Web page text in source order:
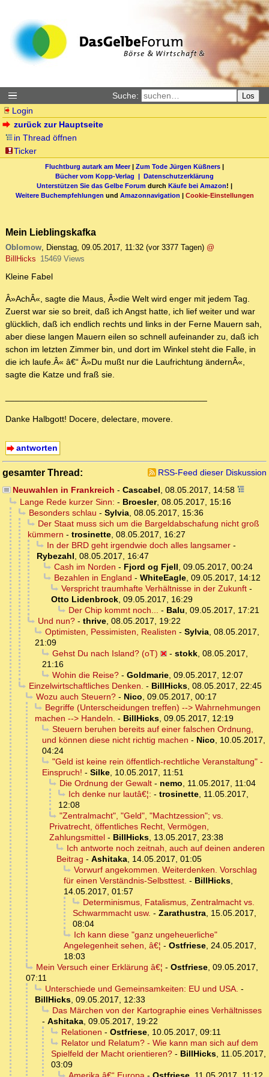
Suche: Los
Login
zurück zur Hauptseite
in Thread öffnen
Ticker
Fluchtburg autark am Meer| Zum Tode Jürgen Küßners |
Bücher vom Kopp-Verlag | Datenschutzerklärung
Unterstützen Sie das Gelbe Forum durch Käufe bei Amazon! |
Weitere Buchempfehlungen und Amazonnavigation | Cookie-Einstellungen
Mein Lieblingskafka
Oblomow, Dienstag, 09.05.2017, 11:32 (vor 3377 Tagen) @
BillHicks 15469 Views
Kleine Fabel
Â»AchÂ«, sagte die Maus, Â»die Welt wird enger mit jedem Tag.
Zuerst war sie so breit, daß ich Angst hatte, ich lief weiter und war
glücklich, daß ich endlich rechts und links in der Ferne Mauern sah,
aber diese langen Mauern eilen so schnell aufeinander zu, daß ich
schon im letzten Zimmer bin, und dort im Winkel steht die Falle, in
die ich laufe.Â« â€“ Â»Du mußt nur die Laufrichtung ändernÂ«,
sagte die Katze und fraß sie.
Danke Halbgott! Docere, delectare, movere.
antworten
gesamter Thread:
RSS-Feed dieser Diskussion
Neuwahlen in Frankreich - Cascabel, 08.05.2017, 14:58
Lange Rede kurzer Sinn: - Broesler, 08.05.2017, 15:16
Besonders schlau - Sylvia, 08.05.2017, 15:36
Der Staat muss sich um die Bargeldabschafung nicht groß
kümmern - trosinette, 08.05.2017, 16:27
In der BRD geht irgendwie doch alles langsamer-
Rybezahl, 08.05.2017, 16:47
Cash im Norden - Fjord og Fjell, 09.05.2017, 00:24
Bezahlen in England - WhiteEagle, 09.05.2017, 14:12
Verspricht traumhafte Verhältnisse in der Zukunft-
Otto Lidenbrock, 09.05.2017, 16:29
Der Chip kommt noch... - Balu, 09.05.2017, 17:21
Und nun?- thrive, 08.05.2017, 19:22
Optimisten, Pessimisten, Realisten - Sylvia, 08.05.2017,
21:09
Gehst Du nach Island? (oT)
- stokk, 08.05.2017,
21:16
Wohin die Reise?- Goldmarie, 09.05.2017, 12:07
Einzelwirtschaftliches Denken. - BillHicks, 08.05.2017, 22:45
Wozu auch Steuern?- Nico, 09.05.2017, 00:17
Begriffe (Unterscheidungen treffen) --> Wahrnehmungen
machen --> Handeln. - BillHicks, 09.05.2017, 12:19
Steuern beruhen bereits auf einer falschen Ordnung,
und können diese nicht richtig machen - Nico, 10.05.2017,
04:24
"Geld ist keine rein öffentlich-rechtliche Veranstaltung" -
Einspruch! - Silke, 10.05.2017, 11:51
Die Ordnung der Gewalt- nemo, 11.05.2017, 11:04
Ich denke nur lautâ€¦: - trosinette, 11.05.2017,
12:08
"Zentralmacht", "Geld", "Machtzession"; vs.
Privatrecht, öffentliches Recht, Vermögen,
Zahlungsmittel - BillHicks, 13.05.2017, 23:38
Ich antworte noch zeitnah, auch auf deinen anderen
Beitrag - Ashitaka, 14.05.2017, 01:05
Vorwurf angekommen. Weiterdenken. Vorschlag
für einen Verständnis-Selbsttest. - BillHicks,
14.05.2017, 01:57
Determinismus, Fatalismus, Zentralmacht vs.
Schwarmmacht usw. - Zarathustra, 15.05.2017,
08:04
Ich kann diese "ganz ungeheuerliche"
Angelegenheit sehen, â€¦ - Ostfriese, 24.05.2017,
18:03
Mein Versuch einer Erklärung â€¦ - Ostfriese, 09.05.2017,
07:11
Unterschiede und Gemeinsamkeiten: EU und USA. -
BillHicks, 09.05.2017, 12:33
Das Märchen von der Kartographie eines Verhältnisses
- Ashitaka, 09.05.2017, 19:22
Relationen - Ostfriese, 10.05.2017, 09:11
Relator und Relatum? - Wie kann man sich auf dem
Spielfeld der Macht orientieren? - BillHicks, 11.05.2017,
03:09